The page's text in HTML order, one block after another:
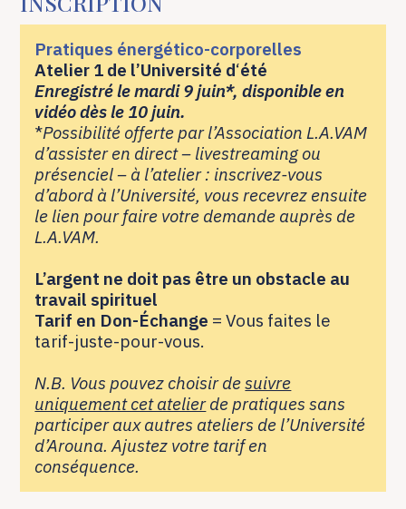
Pratiques énergético-corporelles
Atelier 1 de l’Université d‘été
Enregistré le mardi 9 juin*, disponible en
vidéo dès le 10 juin.
*Possibilité offerte par l’Association L.A.VAM
d’assister en direct – livestreaming ou
présenciel – à l’atelier : inscrivez-vous
d’abord à l’Université, vous recevrez ensuite
le lien pour faire votre demande auprès de
L.A.VAM.
L’argent ne doit pas être un obstacle au
travail spirituel
Tarif en Don-Échange = Vous faites le
tarif-juste-pour-vous.
N.B. Vous pouvez choisir desuivre
uniquement cet atelierde pratiques sans
participer aux autres ateliers de l’Université
d’Arouna. Ajustez votre tarif en
conséquence.